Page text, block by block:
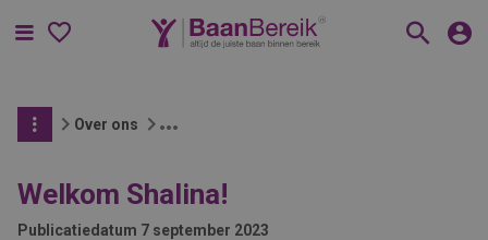
Menu
Over ons
Welkom Shalina!
Publicatiedatum 7 september 2023